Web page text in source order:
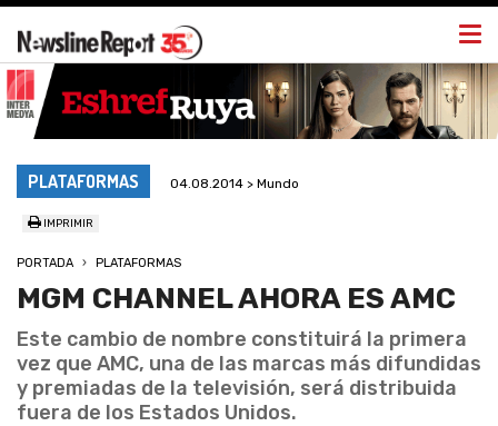
PLATAFORMAS 04.08.2014 > Mundo
IMPRIMIR
PORTADA PLATAFORMAS
MGM CHANNEL AHORA ES AMC
Este cambio de nombre constituirá la primera
vez que AMC, una de las marcas más difundidas
y premiadas de la televisión, será distribuida
fuera de los Estados Unidos.